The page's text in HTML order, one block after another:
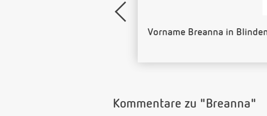
Name Breanna als Barcode
Kommentare zu "Breanna"